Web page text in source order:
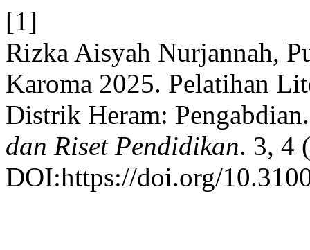
[1]
Rizka Aisyah Nurjannah,
Karoma 2025. Pelatihan
Distrik Heram:
dan Riset Pendidikan. 3, 4
DOI:https://doi.org/